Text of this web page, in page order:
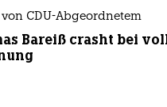
CDU-Abgeordnetem
Bareiß crasht bei